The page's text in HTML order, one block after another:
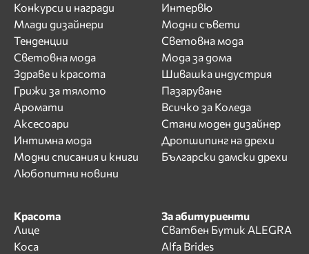
Конкурси и награди
Млади дизайнери
Тенденции
Световна мода
Здраве и красота
Грижи за тялото
Аромати
Аксесоари
Интимна мода
Модни списания и книги
Любопитни новини
Интервю
Модни съвети
Световна мода
Мода за дома
Шивашка индустрия
Пазаруване
Всичко за Коледа
Стани моден дизайнер
Дропшипинг на дрехи
Български дамски дрехи
Красота
Лице
Коса
За абитуриенти
Сватбен Бутик ALEGRA
Alfa Brides